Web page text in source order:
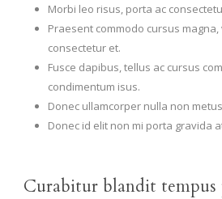
Morbi leo risus, porta ac
Praesent commodo cursus
consectetur et.
Fusce dapibus, tellus ac cursus
condimentum isus.
Donec ullamcorper nulla non
Donec id elit non mi porta gravida
Curabitur blandit